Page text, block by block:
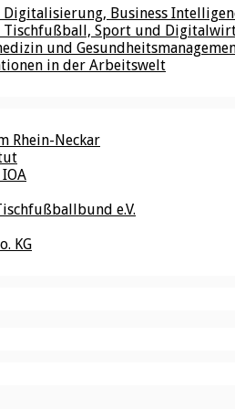
Business
Tischfußball, Sport und
und
in der Arbeitswelt
Rhein-Neckar
e.V.
KG